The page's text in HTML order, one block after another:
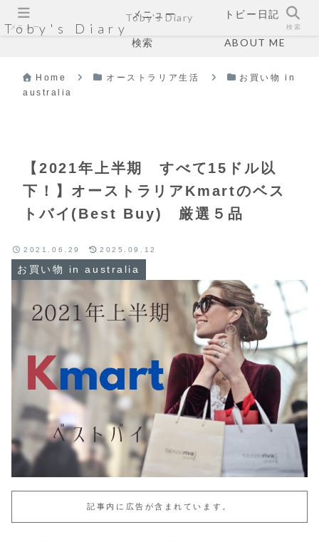
Toby's Diary
メニュー トビー日記
検索 ABOUT ME
Home オーストラリア生活
お買い物 in
australia
【2021年上半期 すべて15ドル以
下！】オーストラリアKmartのベス
トバイ(Best Buy) 厳選５品
お買い物 in australia
2021.06.29 2025.09.12
記事内に広告が含まれています。
メニュー
Toby's Diary
検索